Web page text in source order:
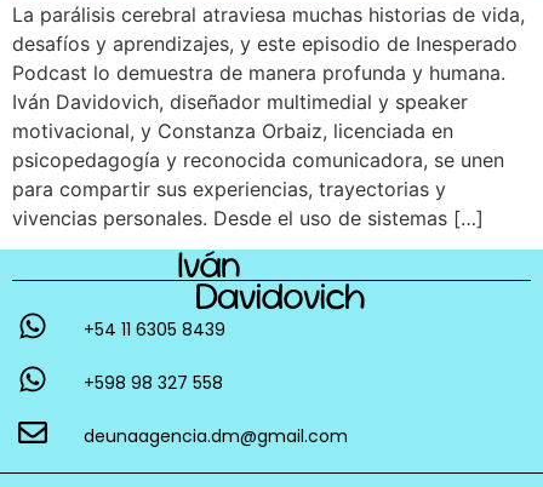
La parálisis cerebral atraviesa muchas historias de vida,
desafíos y aprendizajes, y este episodio de Inesperado
Podcast lo demuestra de manera profunda y humana.
Iván Davidovich, diseñador multimedial y speaker
motivacional, y Constanza Orbaiz, licenciada en
psicopedagogía y reconocida comunicadora, se unen
para compartir sus experiencias, trayectorias y
vivencias personales. Desde el uso de sistemas […]
+54 11 6305 8439
+598 98 327 558
deunaagencia.dm@gmail.com